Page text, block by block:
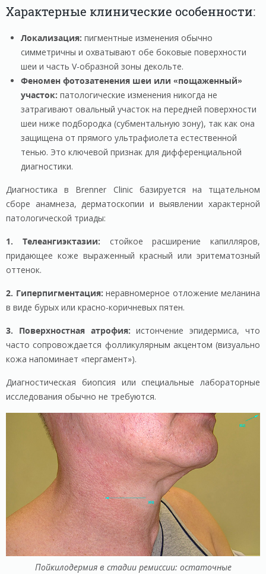
Характерные клинические особенности:
Локализация: пигментные изменения обычно
симметричны и охватывают обе боковые поверхности
шеи и часть V-образной зоны декольте.
Феномен фотозатенения шеи или «пощаженный»
участок: патологические изменения никогда не
затрагивают овальный участок на передней поверхности
шеи ниже подбородка (субментальную зону), так как она
защищена от прямого ультрафиолета естественной
тенью. Это ключевой признак для дифференциальной
диагностики.
Диагностика в Brenner Clinic базируется на тщательном
сборе анамнеза, дерматоскопии и выявлении характерной
патологической триады:
1. Телеангиэктазии: стойкое расширение капилляров,
придающее коже выраженный красный или эритематозный
оттенок.
2. Гиперпигментация: неравномерное отложение меланина
в виде бурых или красно-коричневых пятен.
3. Поверхностная атрофия: истончение эпидермиса, что
часто сопровождается фолликулярным акцентом (визуально
кожа напоминает «пергамент»).
Диагностическая биопсия или специальные лабораторные
исследования обычно не требуются.
Пойкилодермия в стадии ремиссии: остаточные